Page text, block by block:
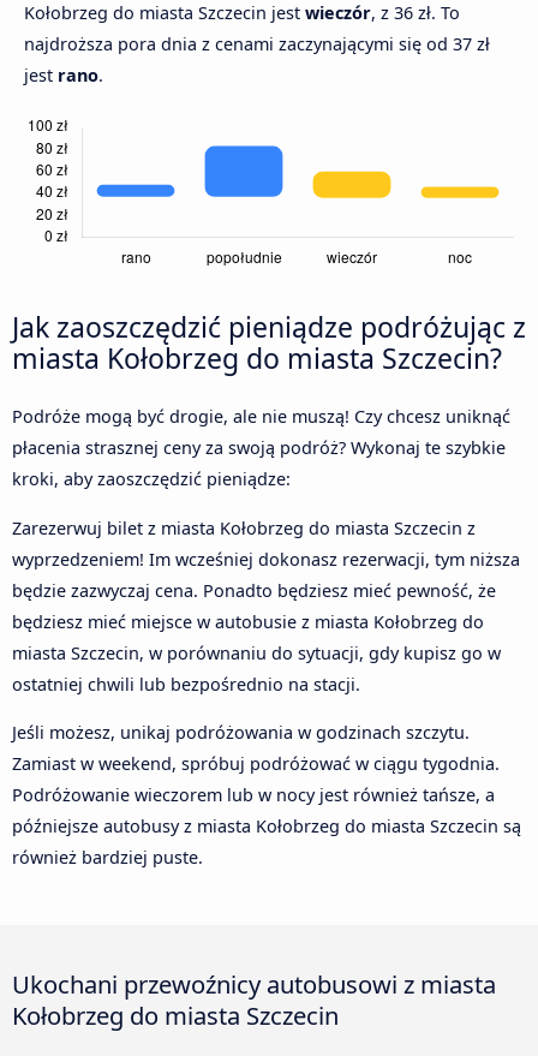
Kołobrzeg do miasta Szczecin jest wieczór, z 36 zł. To
najdroższa pora dnia z cenami zaczynającymi się od 37 zł
jest rano.
Jak zaoszczędzić pieniądze podróżując z
miasta Kołobrzeg do miasta Szczecin?
Podróże mogą być drogie, ale nie muszą! Czy chcesz uniknąć
płacenia strasznej ceny za swoją podróż? Wykonaj te szybkie
kroki, aby zaoszczędzić pieniądze:
Zarezerwuj bilet z miasta Kołobrzeg do miasta Szczecin z
wyprzedzeniem! Im wcześniej dokonasz rezerwacji, tym niższa
będzie zazwyczaj cena. Ponadto będziesz mieć pewność, że
będziesz mieć miejsce w autobusie z miasta Kołobrzeg do
miasta Szczecin, w porównaniu do sytuacji, gdy kupisz go w
ostatniej chwili lub bezpośrednio na stacji.
Jeśli możesz, unikaj podróżowania w godzinach szczytu.
Zamiast w weekend, spróbuj podróżować w ciągu tygodnia.
Podróżowanie wieczorem lub w nocy jest również tańsze, a
późniejsze autobusy z miasta Kołobrzeg do miasta Szczecin są
również bardziej puste.
Ukochani przewoźnicy autobusowi z miasta
Kołobrzeg do miasta Szczecin